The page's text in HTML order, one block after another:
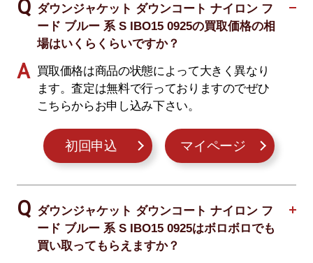
ダウンジャケット ダウンコート ナイロン フ
ード ブルー 系 S IBO15 0925の買取価格の相
場はいくらくらいですか？
買取価格は商品の状態によって大きく異なり
ます。査定は無料で行っておりますのでぜひ
こちらからお申し込み下さい。
初回申込 マイページ
ダウンジャケット ダウンコート ナイロン フ
ード ブルー 系 S IBO15 0925はボロボロでも
買い取ってもらえますか？